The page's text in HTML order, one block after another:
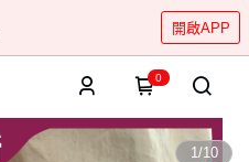
開啟APP
0
1/10